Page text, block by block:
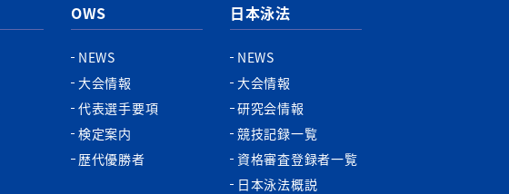
OWS
NEWS
大会情報
代表選手要項
検定案内
歴代優勝者
日本泳法
NEWS
大会情報
研究会情報
競技記録一覧
資格審査登録者一覧
日本泳法概説